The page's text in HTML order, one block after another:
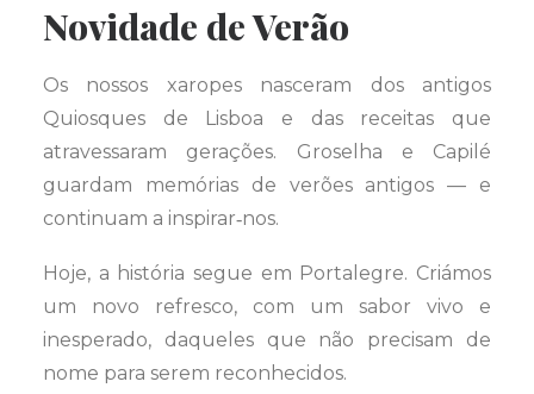
Novidade de Verão
Os nossos xaropes nasceram dos antigos
Quiosques de Lisboa e das receitas que
atravessaram gerações. Groselha e Capilé
guardam memórias de verões antigos — e
continuam a inspirar‑nos.
Hoje, a história segue em Portalegre. Criámos
um novo refresco, com um sabor vivo e
inesperado, daqueles que não precisam de
nome para serem reconhecidos.